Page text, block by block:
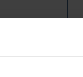
der Lieferadresse